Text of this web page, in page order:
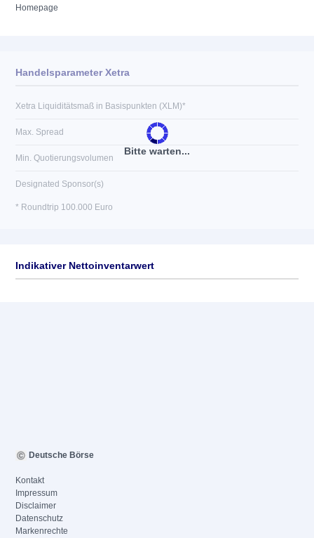
Homepage
Bitte warten...
Handelsparameter Xetra
Xetra Liquiditätsmaß in Basispunkten (XLM)*
Max. Spread
Min. Quotierungsvolumen
Designated Sponsor(s)
* Roundtrip 100.000 Euro
Indikativer Nettoinventarwert
Deutsche Börse
Kontakt
Impressum
Disclaimer
Datenschutz
Markenrechte